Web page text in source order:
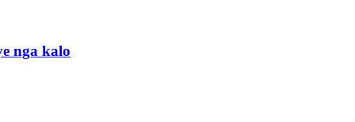
nga kalo